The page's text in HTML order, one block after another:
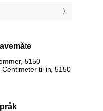
5150
til in, 5150